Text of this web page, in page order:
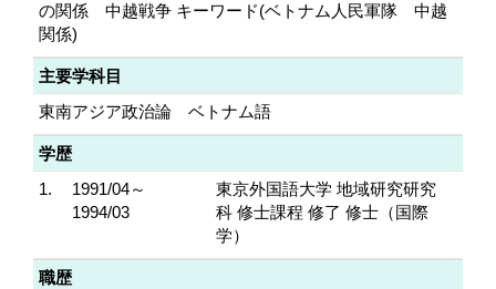
の関係 中越戦争 キーワード(ベトナム人民軍隊 中越
関係)
主要学科目
東南アジア政治論 ベトナム語
学歴
1.
1991/04～
1994/03
東京外国語大学 地域研究研究
科 修士課程 修了 修士（国際
学）
職歴